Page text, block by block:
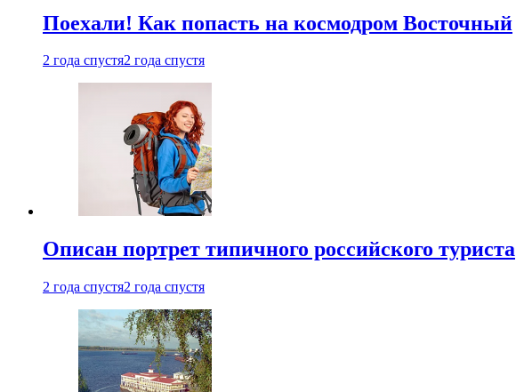
Поехали! Как попасть на космодром Восточный
2 года спустя2 года спустя
Описан портрет типичного российского туриста
2 года спустя2 года спустя